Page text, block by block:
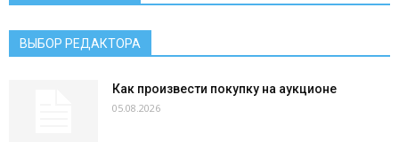
ВЫБОР РЕДАКТОРА
Как произвести покупку на аукционе
05.08.2026